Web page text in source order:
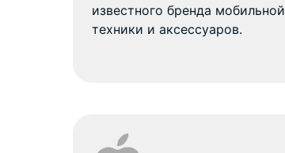
известного бренда мобильной
техники и аксессуаров.